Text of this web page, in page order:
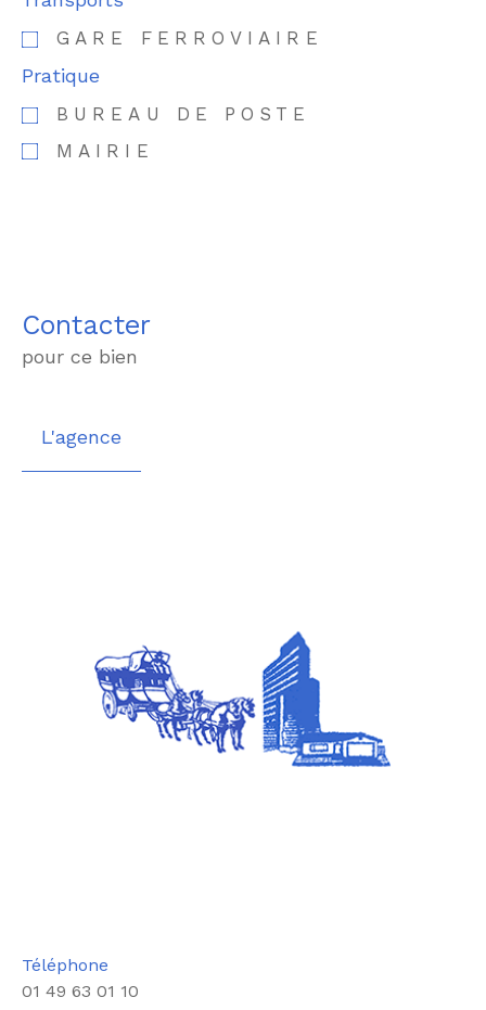
GARE FERROVIAIRE
Pratique
BUREAU DE POSTE
MAIRIE
Contacter
pour ce bien
L'agence
Téléphone
01 49 63 01 10